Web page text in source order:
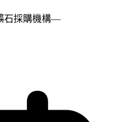
石採購機構—